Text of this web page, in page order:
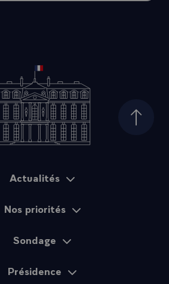
Haut
Actualités
Nos priorités
Sondage
Présidence